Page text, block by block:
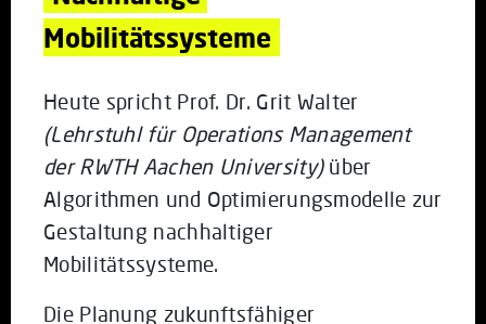
Mobilitätssysteme
Heute spricht Prof. Dr. Grit Walter
(Lehrstuhl für Operations Management
der RWTH Aachen University)über
Algorithmen und Optimierungsmodelle zur
Gestaltung nachhaltiger
Mobilitätssysteme.
Die Planung zukunftsfähiger